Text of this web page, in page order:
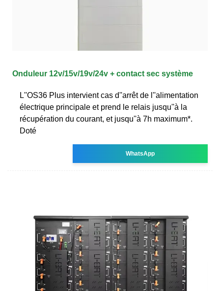
Onduleur 12v/15v/19v/24v + contact sec système
L''OS36 Plus intervient cas d''arrêt de l''alimentation
électrique principale et prend le relais jusqu''à la
récupération du courant, et jusqu''à 7h maximum*.
Doté
WhatsApp